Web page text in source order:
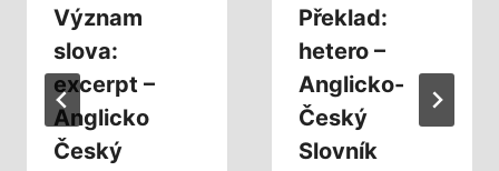
Význam
slova:
excerpt –
Anglicko
Český
Překlad:
hetero –
Anglicko-
Český
Slovník